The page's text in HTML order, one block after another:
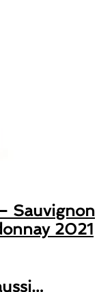
Sauvignon
2021